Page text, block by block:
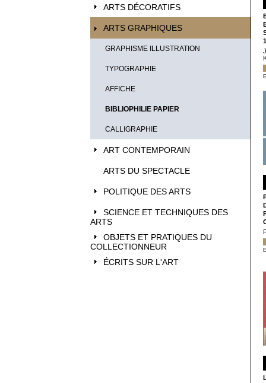
ARTS DÉCORATIFS
ARTS GRAPHIQUES
GRAPHISME ILLUSTRATION
TYPOGRAPHIE
AFFICHE
BIBLIOPHILIE PAPIER
CALLIGRAPHIE
ART CONTEMPORAIN
ARTS DU SPECTACLE
POLITIQUE DES ARTS
SCIENCE ET TECHNIQUES DES
ARTS
OBJETS ET PRATIQUES DU
COLLECTIONNEUR
ÉCRITS SUR L'ART